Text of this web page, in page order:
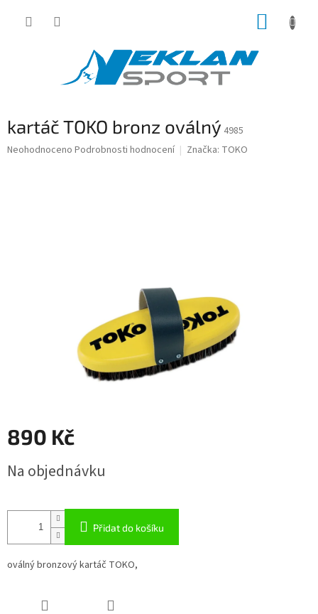
kartáč TOKO bronz oválný 4985
Průměrné
Neohodnoceno Podrobnosti hodnocení Značka: TOKO
890 Kč
cena:
Na objednávku
Přidat do košíku
oválný bronzový kartáč TOKO,